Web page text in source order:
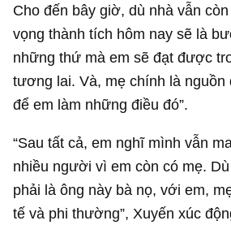
Cho đến bây giờ, dù nhà vẫn
vọng thành tích hôm nay sẽ là
những thứ mà em sẽ đạt được
tương lai. Và, mẹ chính là
để em làm những điều đó”.
“Sau tất cả, em nghĩ mình vẫn
nhiều người vì em còn có mẹ.
phải là ông này bà nọ, với em,
tế và phi thường”, Xuyến xúc